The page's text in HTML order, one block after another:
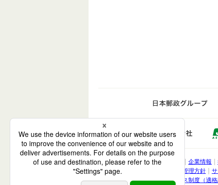
ゆう
株式会社 ゆうちょ銀
電子公告 企業情報
利益相反管理方針
インボイス制度（適